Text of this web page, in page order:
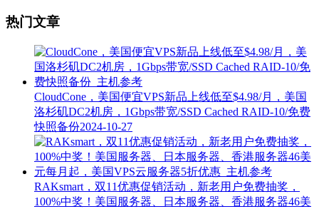
热门文章
CloudCone，美国便宜VPS新品上线低至$4.98/月，美国
洛杉矶DC2机房，1Gbps带宽/SSD Cached RAID-10/免费
快照备份2024-10-27
RAKsmart，双11优惠促销活动，新老用户免费抽奖，
100%中奖！美国服务器、日本服务器、香港服务器46美